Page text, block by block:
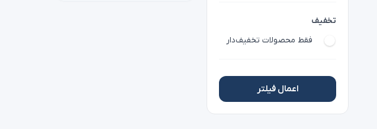
تخفیف
فقط محصولات تخفیف‌دار
اعمال فیلتر